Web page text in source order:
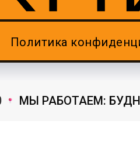
Политика
МЫ РАБОТАЕМ: БУДНИ